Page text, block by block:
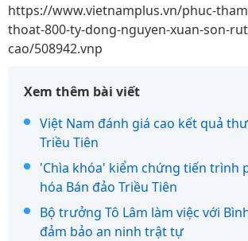
https://www.vietnamplus.vn/phuc-
thoat-800-ty-dong-nguyen-xuan-son-
cao/508942.vnp
Xem thêm bài viết
Việt Nam đánh giá cao kết quả
Triều Tiên
'Chìa khóa' kiểm chứng tiến trình
hóa Bán đảo Triều Tiên
Bộ trưởng Tô Lâm làm việc với
đảm bảo an ninh trật tự